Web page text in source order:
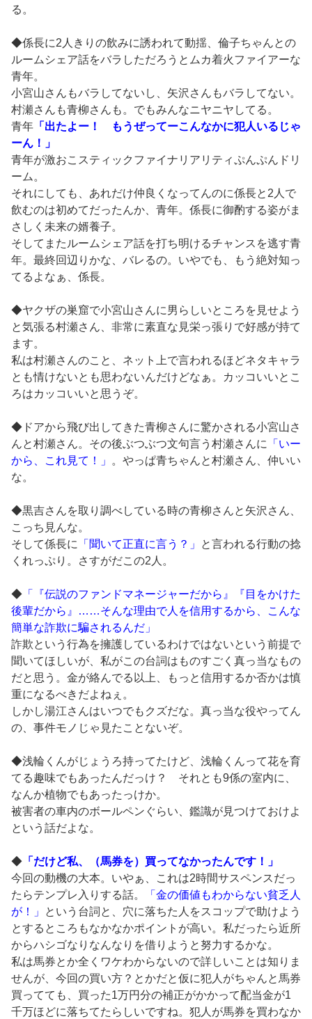
る。
◆係長に2人きりの飲みに誘われて動揺、倫子ちゃんとの
ルームシェア話をバラしただろうとムカ着火ファイアーな
青年。
小宮山さんもバラしてないし、矢沢さんもバラしてない。
村瀬さんも青柳さんも。でもみんなニヤニヤしてる。
青年 「出たよー！ もうぜってーこんなかに犯人いるじゃ
ーん！」
青年が激おこスティックファイナリアリティぷんぷんドリ
ーム。
それにしても、あれだけ仲良くなってんのに係長と2人で
飲むのは初めてだったんか、青年。係長に御酌する姿がま
さしく未来の婿養子。
そしてまたルームシェア話を打ち明けるチャンスを逃す青
年。最終回辺りかな、バレるの。いやでも、もう絶対知っ
てるよなぁ、係長。
◆ヤクザの巣窟で小宮山さんに男らしいところを見せよう
と気張る村瀬さん、非常に素直な見栄っ張りで好感が持て
ます。
私は村瀬さんのこと、ネット上で言われるほどネタキャラ
とも情けないとも思わないんだけどなぁ。カッコいいとこ
ろはカッコいいと思うぞ。
◆ドアから飛び出してきた青柳さんに驚かされる小宮山さ
んと村瀬さん。その後ぶつぶつ文句言う村瀬さんに
「いー
から、これ見て！」
。やっぱ青ちゃんと村瀬さん、仲いい
な。
◆黒吉さんを取り調べしている時の青柳さんと矢沢さん、
こっち見んな。
そして係長に
「聞いて正直に言う？」
と言われる行動の捻
くれっぷり。さすがだこの2人。
◆ 「『伝説のファンドマネージャーだから』『目をかけた
後輩だから』……そんな理由で人を信用するから、こんな
簡単な詐欺に騙されるんだ」
詐欺という行為を擁護しているわけではないという前提で
聞いてほしいが、私がこの台詞はものすごく真っ当なもの
だと思う。金が絡んでる以上、もっと信用するか否かは慎
重になるべきだよねぇ。
しかし湯江さんはいつでもクズだな。真っ当な役やってん
の、事件モノじゃ見たことないぞ。
◆浅輪くんがじょうろ持ってたけど、浅輪くんって花を育
てる趣味でもあったんだっけ？ それとも9係の室内に、
なんか植物でもあったっけか。
被害者の車内のボールペンぐらい、鑑識が見つけておけよ
という話だよな。
◆ 「だけど私、（馬券を）買ってなかったんです！」
今回の動機の大本。いやぁ、これは2時間サスペンスだっ
たらテンプレ入りする話。
「金の価値もわからない貧乏人
が！」
という台詞と、穴に落ちた人をスコップで助けよう
とするところもなかなかポイントが高い。私だったら近所
からハシゴなりなんなりを借りようと努力するかな。
私は馬券とか全くワケわからないので詳しいことは知りま
せんが、今回の買い方？とかだと仮に犯人がちゃんと馬券
買ってても、買った1万円分の補正がかかって配当金が1
千万ほどに落ちてたらしいですね。犯人が馬券を買わなか